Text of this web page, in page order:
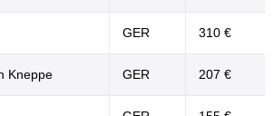
GER 310 €
Kneppe GER 207 €